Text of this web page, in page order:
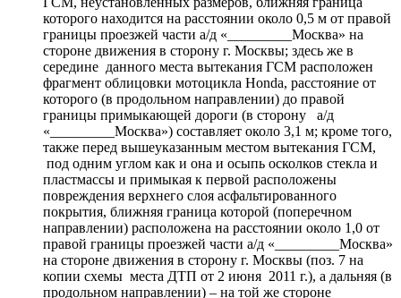
которого находится на расстоянии около 0,5 м от правой
границы проезжей части а/д «_________Москва» на
стороне движения в сторону г. Москвы; здесь же в
середине данного места вытекания ГСМ расположен
фрагмент облицовки мотоцикла Hondа, расстояние от
которого (в продольном направлении) до правой
границы примыкающей дороги (в сторону а/д
«_________Москва») составляет около 3,1 м; кроме того,
также перед вышеуказанным местом вытекания ГСМ,
под одним углом как и она и осыпь осколков стекла и
пластмассы и примыкая к первой расположены
повреждения верхнего слоя асфальтированного
покрытия, ближняя граница которой (поперечном
направлении) расположена на расстоянии около 1,0 от
правой границы проезжей части а/д «_________Москва»
на стороне движения в сторону г. Москвы (поз. 7 на
копии схемы места ДТП от 2 июня 2011 г.), а дальняя (в
продольном направлении) – на той же стороне